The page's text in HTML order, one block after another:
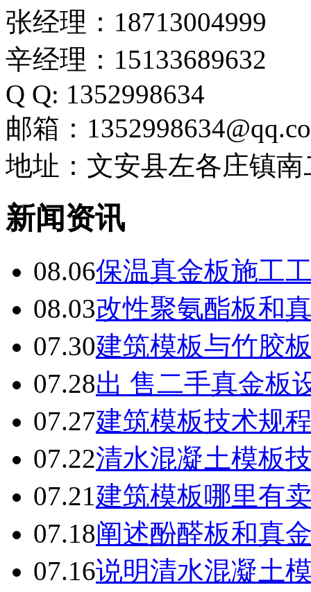
张经理：18713004999
辛经理：15133689632
Q Q: 1352998634
邮箱：
地址：文安县左各庄镇
新闻资讯
08.06保温真金板施工
08.03改性聚氨酯板和
07.30建筑模板与竹胶
07.28出 售二手真金板
07.27建筑模板技术规
07.22清水混凝土模板
07.21建筑模板哪里有
07.18阐述酚醛板和真
07.16说明清水混凝土